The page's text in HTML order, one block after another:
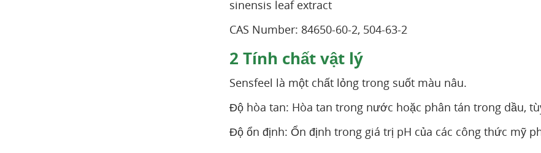
sinensis leaf extract
CAS Number: 84650-60-2, 504-63-2
2 Tính chất vật lý
Sensfeel là một chất lỏng trong suốt màu nâu.
Độ hòa tan: Hòa tan trong nước hoặc phân tán trong dầu,
Độ ổn định: Ổn định trong giá trị pH của các công thức mỹ